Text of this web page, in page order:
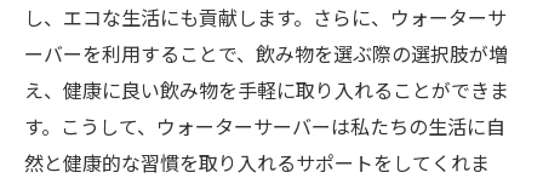
し、エコな生活にも貢献します。さらに、ウォーターサ
ーバーを利用することで、飲み物を選ぶ際の選択肢が増
え、健康に良い飲み物を手軽に取り入れることができま
す。こうして、ウォーターサーバーは私たちの生活に自
然と健康的な習慣を取り入れるサポートをしてくれま